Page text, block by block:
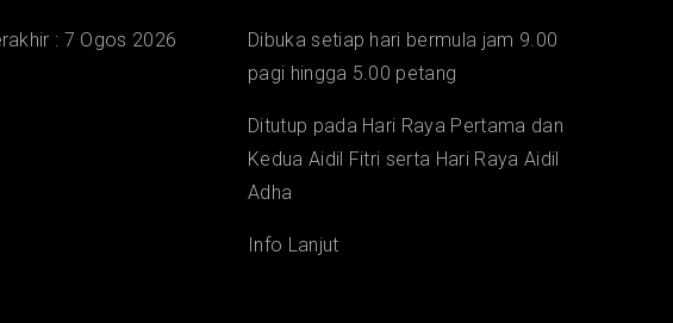
: 7 Ogos 2026
Dibuka setiap hari bermula jam 9.00
pagi hingga 5.00 petang
Ditutup pada Hari Raya Pertama dan
Kedua Aidil Fitri serta Hari Raya Aidil
Adha
Info Lanjut